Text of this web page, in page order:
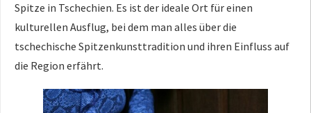
Spitze in Tschechien. Es ist der ideale Ort für einen
kulturellen Ausflug, bei dem man alles über die
tschechische Spitzenkunsttradition und ihren Einfluss auf
die Region erfährt.